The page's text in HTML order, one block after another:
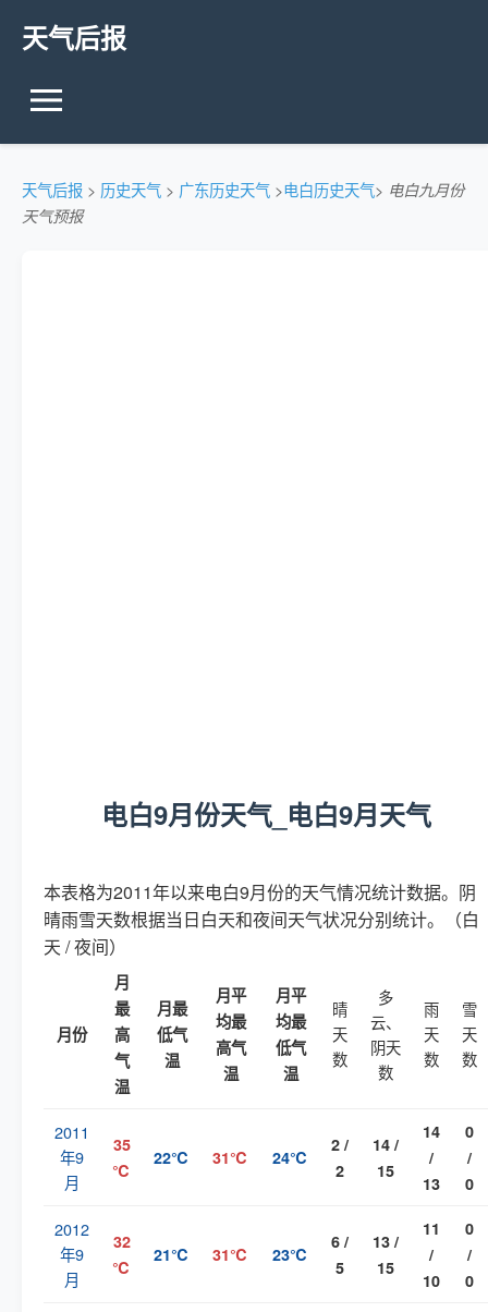
天气后报
天气后报 > 历史天气 > 广东历史天气 >电白历史天气> 电白九月份
天气预报
电白9月份天气_电白9月天气
本表格为2011年以来电白9月份的天气情况统计数据。阴
晴雨雪天数根据当日白天和夜间天气状况分别统计。（白
天 / 夜间）
月份
月
最
高
气
温
月最
低气
温
月平
均最
高气
温
月平
均最
低气
温
晴
天
数
多
云、
阴天
数
雨
天
数
雪
天
数
2011
年9
月
35
℃
22℃ 31℃ 24℃
2 /
2
14 /
15
14
/
13
0
/
0
2012
年9
月
32
℃
21℃ 31℃ 23℃
6 /
5
13 /
15
11
/
10
0
/
0